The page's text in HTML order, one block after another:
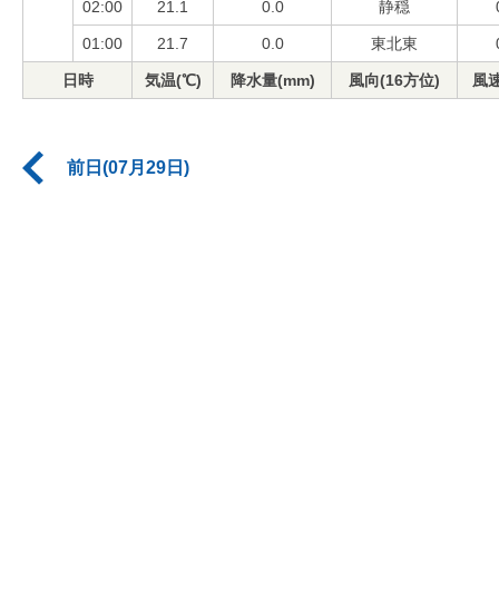
02:00 21.1 0.0 静穏
01:00 21.7 0.0 東北東
日時 気温(℃) 降水量(mm) 風向(16方位) 風
前日(07月29日)